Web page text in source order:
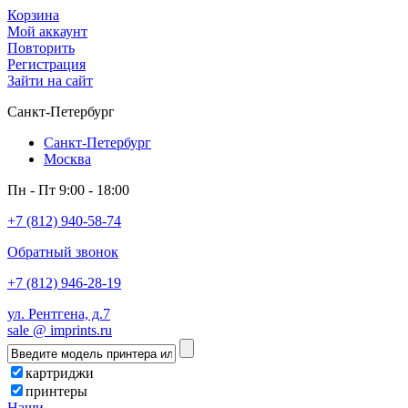
Корзина
Мой аккаунт
Повторить
Регистрация
Зайти на сайт
Санкт-Петербург
Санкт-Петербург
Москва
Пн - Пт 9:00 - 18:00
+7 (812) 940-58-74
Обратный звонок
+7 (812) 946-28-19
ул. Рентгена, д.7
sale @ imprints.ru
картриджи
принтеры